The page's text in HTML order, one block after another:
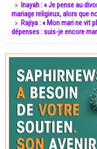
Inayah : « Je pense au
mariage religieux, alors que
Rajiya : « Mon mari ne vit
dépenses : suis-je encore